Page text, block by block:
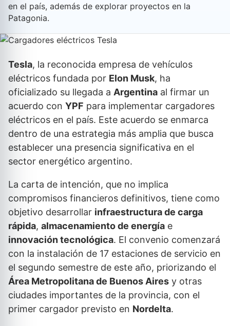
en el país, además de explorar proyectos en la
Patagonia.
Tesla, la reconocida empresa de vehículos
eléctricos fundada por Elon Musk, ha
oficializado su llegada a Argentina al firmar un
acuerdo con YPF para implementar cargadores
eléctricos en el país. Este acuerdo se enmarca
dentro de una estrategia más amplia que busca
establecer una presencia significativa en el
sector energético argentino.
La carta de intención, que no implica
compromisos financieros definitivos, tiene como
objetivo desarrollar infraestructura de carga
rápida, almacenamiento de energía e
innovación tecnológica. El convenio comenzará
con la instalación de 17 estaciones de servicio en
el segundo semestre de este año, priorizando el
Área Metropolitana de Buenos Aires y otras
ciudades importantes de la provincia, con el
primer cargador previsto en Nordelta.